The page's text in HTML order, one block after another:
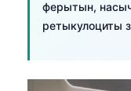
ферытын,
ретыкулоциты